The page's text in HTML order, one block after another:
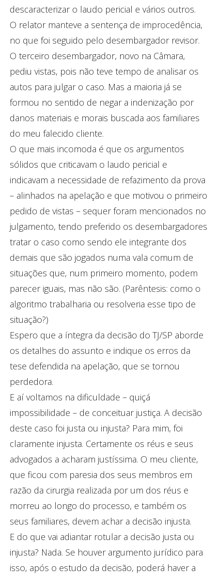
descaracterizar o laudo pericial e vários outros.
O relator manteve a sentença de improcedência,
no que foi seguido pelo desembargador revisor.
O terceiro desembargador, novo na Câmara,
pediu vistas, pois não teve tempo de analisar os
autos para julgar o caso. Mas a maioria já se
formou no sentido de negar a indenização por
danos materiais e morais buscada aos familiares
do meu falecido cliente.
O que mais incomoda é que os argumentos
sólidos que criticavam o laudo pericial e
indicavam a necessidade de refazimento da prova
– alinhados na apelação e que motivou o primeiro
pedido de vistas – sequer foram mencionados no
julgamento, tendo preferido os desembargadores
tratar o caso como sendo ele integrante dos
demais que são jogados numa vala comum de
situações que, num primeiro momento, podem
parecer iguais, mas não são. (Parêntesis: como o
algoritmo trabalharia ou resolveria esse tipo de
situação?)
Espero que a íntegra da decisão do TJ/SP aborde
os detalhes do assunto e indique os erros da
tese defendida na apelação, que se tornou
perdedora.
E aí voltamos na dificuldade – quiçá
impossibilidade – de conceituar justiça. A decisão
deste caso foi justa ou injusta? Para mim, foi
claramente injusta. Certamente os réus e seus
advogados a acharam justíssima. O meu cliente,
que ficou com paresia dos seus membros em
razão da cirurgia realizada por um dos réus e
morreu ao longo do processo, e também os
seus familiares, devem achar a decisão injusta.
E do que vai adiantar rotular a decisão justa ou
injusta? Nada. Se houver argumento jurídico para
isso, após o estudo da decisão, poderá haver a